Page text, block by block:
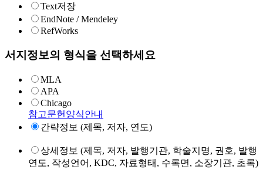
Text저장
EndNote / Mendeley
RefWorks
서지정보의 형식을 선택하세요
MLA
APA
Chicago
참고문헌양식안내
간략정보 (제목, 저자, 연도)
상세정보 (제목, 저자, 발행기관, 학술지명, 권호, 발행
연도, 작성언어, KDC, 자료형태, 수록면, 소장기관, 초록)